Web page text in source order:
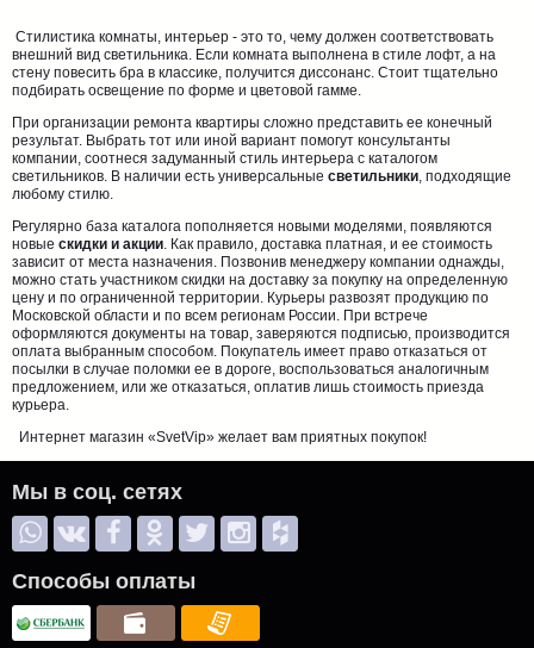
Стилистика комнаты, интерьер - это то, чему должен соответствовать
внешний вид светильника. Если комната выполнена в стиле лофт, а на
стену повесить бра в классике, получится диссонанс. Стоит тщательно
подбирать освещение по форме и цветовой гамме.
При организации ремонта квартиры сложно представить ее конечный
результат. Выбрать тот или иной вариант помогут консультанты
компании, соотнеся задуманный стиль интерьера с каталогом
светильников. В наличии есть универсальные светильники, подходящие
любому стилю.
Регулярно база каталога пополняется новыми моделями, появляются
новые скидки и акции. Как правило, доставка платная, и ее стоимость
зависит от места назначения. Позвонив менеджеру компании однажды,
можно стать участником скидки на доставку за покупку на определенную
цену и по ограниченной территории. Курьеры развозят продукцию по
Московской области и по всем регионам России. При встрече
оформляются документы на товар, заверяются подписью, производится
оплата выбранным способом. Покупатель имеет право отказаться от
посылки в случае поломки ее в дороге, воспользоваться аналогичным
предложением, или же отказаться, оплатив лишь стоимость приезда
курьера.
Интернет магазин «SvetVip» желает вам приятных покупок!
Мы в соц. сетях
Способы оплаты